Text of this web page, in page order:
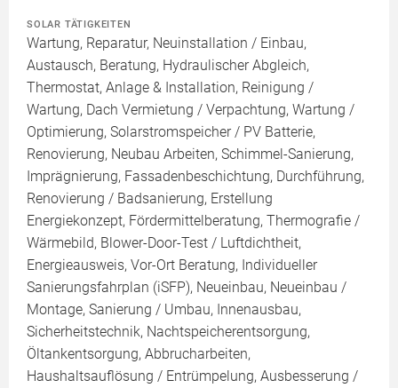
SOLAR TÄTIGKEITEN
Wartung, Reparatur, Neuinstallation / Einbau,
Austausch, Beratung, Hydraulischer Abgleich,
Thermostat, Anlage & Installation, Reinigung /
Wartung, Dach Vermietung / Verpachtung, Wartung /
Optimierung, Solarstromspeicher / PV Batterie,
Renovierung, Neubau Arbeiten, Schimmel-Sanierung,
Imprägnierung, Fassadenbeschichtung, Durchführung,
Renovierung / Badsanierung, Erstellung
Energiekonzept, Fördermittelberatung, Thermografie /
Wärmebild, Blower-Door-Test / Luftdichtheit,
Energieausweis, Vor-Ort Beratung, Individueller
Sanierungsfahrplan (iSFP), Neueinbau, Neueinbau /
Montage, Sanierung / Umbau, Innenausbau,
Sicherheitstechnik, Nachtspeicherentsorgung,
Öltankentsorgung, Abbrucharbeiten,
Haushaltsauflösung / Entrümpelung, Ausbesserung /